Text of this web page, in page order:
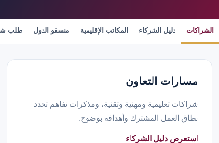
الشراكات دليل الشركاء المكاتب الإقليمية منسقو الدول طلب
مسارات التعاون
شراكات تعليمية ومهنية وتقنية، ومذكرات تفاهم تحدد
نطاق العمل المشترك وأهدافه بوضوح.
استعرض دليل الشركاء